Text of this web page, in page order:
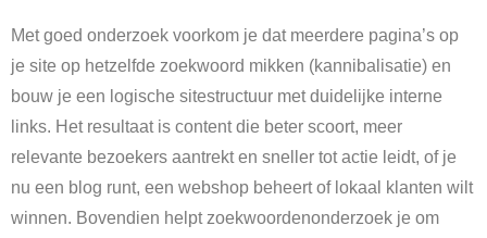
Met goed onderzoek voorkom je dat meerdere pagina’s op
je site op hetzelfde zoekwoord mikken (kannibalisatie) en
bouw je een logische sitestructuur met duidelijke interne
links. Het resultaat is content die beter scoort, meer
relevante bezoekers aantrekt en sneller tot actie leidt, of je
nu een blog runt, een webshop beheert of lokaal klanten wilt
winnen. Bovendien helpt zoekwoordenonderzoek je om